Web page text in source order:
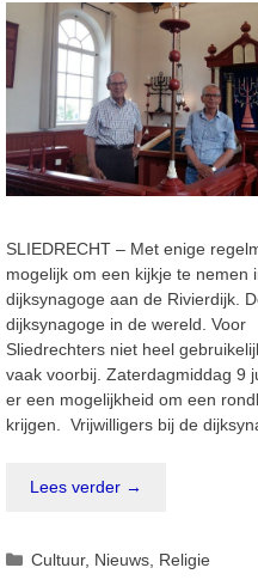
SLIEDRECHT – Met enige
mogelijk om een kijkje te nemen
dijksynagoge aan de Rivierdijk.
dijksynagoge in de wereld. Voor
Sliedrechters niet heel
vaak voorbij. Zaterdagmiddag 9
er een mogelijkheid om een
krijgen. Vrijwilligers bij de
Lees verder →
Categorieën
Cultuur, Nieuws Religie